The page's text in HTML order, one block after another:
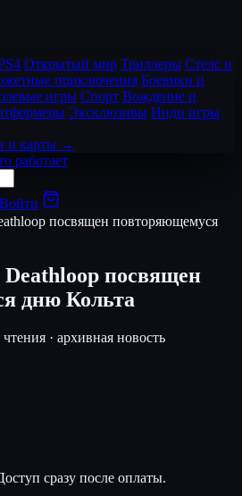
Открытый мир Триллеры Стелс и
приключения Боевики и
игры Спорт Вождение и
Эксклюзивы Инди игры
и карты →
работает
Войти
посвящен повторяющемуся
посвящен
дню Кольта
· архивная новость
сразу после оплаты.